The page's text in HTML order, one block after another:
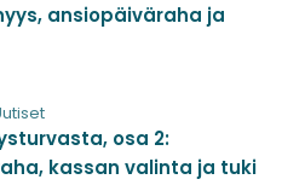
ansiopäiväraha ja
osa 2:
kassan valinta ja tuki